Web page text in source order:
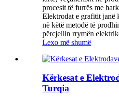
procesit të furrës me
Elektrodat e grafitit janë
në këtë metodë të
përcjellin rrymën
Lexo më shumë
Kërkesat e
Turqia